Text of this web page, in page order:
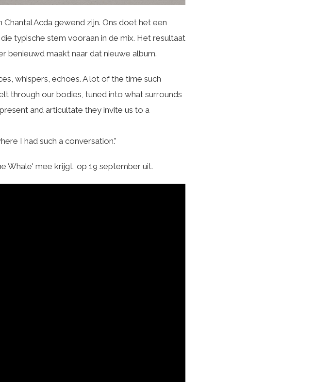
Acda gewend zijn. Ons doet het een
typische stem vooraan in de mix. Het resultaat
benieuwd maakt naar dat nieuwe album.
whispers, echoes. A lot of the time such
through our bodies, tuned into what surrounds
and articultate they invite us to a
I had such a conversation."
Whale' mee krijgt, op 19 september uit.